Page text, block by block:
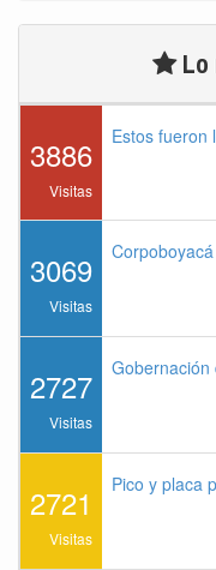
Lo
3886
Visitas
Estos fueron
3069
Visitas
2727
Visitas
Gobernación
2721
Visitas
Pico y placa